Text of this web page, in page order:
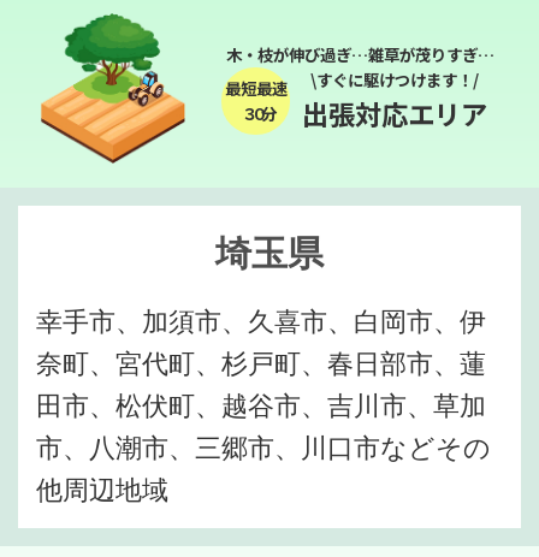
木・枝が伸び過ぎ…雑草が茂りすぎ…
最短最速
３０分
\すぐに駆けつけます！/
出張対応エリア
埼玉県
幸手市、加須市、久喜市、白岡市、伊
奈町、宮代町、杉戸町、春日部市、蓮
田市、松伏町、越谷市、吉川市、草加
市、八潮市、三郷市、川口市などその
他周辺地域